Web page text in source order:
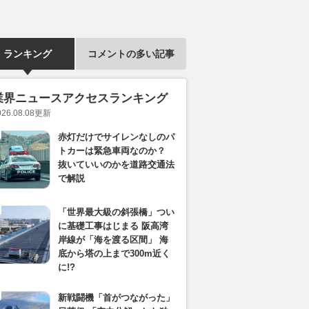
ランキング コメントの多い記事
界ニュースアクセスランキング
更新
赤灯だけでサイレンなしのパ
トカーは緊急車両なのか？
抜いていいのかを道路交通法
で解説
「世界最大級の斜張橋」つい
に基礎工事はじまる 阪高湾
岸線が「海を渡る区間」 海
底から塔の上まで300m近く
に!?
新戦闘機「首がつながった」